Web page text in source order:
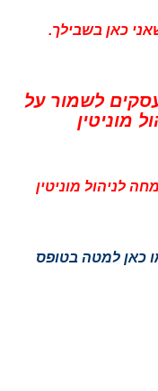
כאן בשבילך.
לשמור על
לניהול מוניטין
למטה בטופס